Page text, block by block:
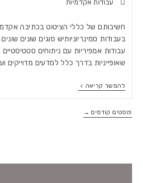
עבודות אקדמיות
חשיבותם של כללי הציטוט בכתיבה
בעבודות סמינריוניותיש סוגים שונים
עבודות אמפיריות עם ניתוחים
שאופייניות בדרך כלל למדעים מדוייקים
להמשך קריאה
פוסטים קודמים →